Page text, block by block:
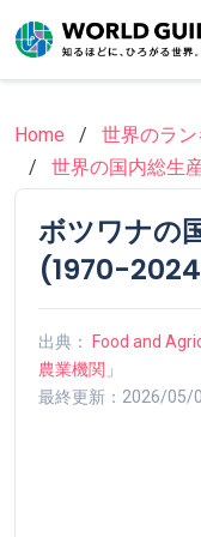
to
main
Home
世界のラ
世界の国内総生
ボツワナの
(1970-
出典：
Food and
農業機関」
最終更新：2026/05/